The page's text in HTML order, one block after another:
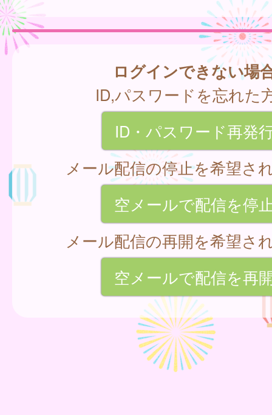
ログインできない場
ID,パスワードを忘れた
ID・パスワード再発
メール配信の停止を希望さ
空メールで配信を停
メール配信の再開を希望さ
空メールで配信を再